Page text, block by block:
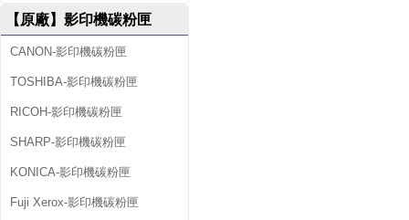
【原廠】影印機碳粉匣
CANON-影印機碳粉匣
TOSHIBA-影印機碳粉匣
RICOH-影印機碳粉匣
SHARP-影印機碳粉匣
KONICA-影印機碳粉匣
Fuji Xerox-影印機碳粉匣